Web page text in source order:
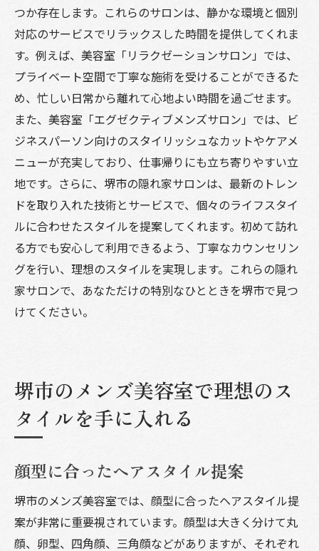
つか存在します。これらのサロンは、静かな環境と個別
対応のサービスでリラックスした時間を提供してくれま
す。例えば、美容室「リラクゼーションサロン」では、
プライベート空間で丁寧な施術を受けることができるた
め、忙しい日常から離れて心地よい時間を過ごせます。
また、美容室「エグゼクティブメンズサロン」では、ビ
ジネスパーソン向けのスタイリッシュなカットやケアメ
ニューが充実しており、仕事帰りにも立ち寄りやすい立
地です。さらに、堺市の隠れ家サロンは、最新のトレン
ドを取り入れた技術とサービスで、個々のライフスタイ
ルに合わせたスタイルを提案してくれます。初めて訪れ
る方でも安心して利用できるよう、丁寧なカウンセリン
グを行い、理想のスタイルを実現します。これらの隠れ
家サロンで、あなただけの特別なひとときを堺市で見つ
けてください。
堺市のメンズ美容室で理想のス
タイルを手に入れる
顔型に合ったヘアスタイル提案
堺市のメンズ美容室では、顔型に合ったヘアスタイル提
案が非常に重要視されています。顔型は大きく分けて丸
顔、卵型、四角顔、三角顔などがありますが、それぞれ